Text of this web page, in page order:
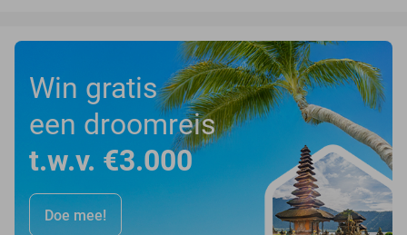
Win gratis
een droomreis
t.w.v. €3.000
Doe mee!